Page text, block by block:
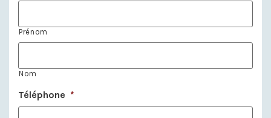
Prénom
Nom
Téléphone *